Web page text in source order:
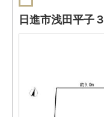
日進市浅田平子